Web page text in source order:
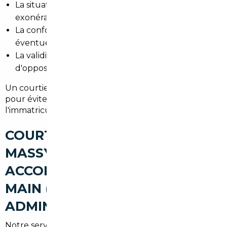
La situation TVA : véhicule intra-UE ou hors-UE,
exonération possible.
La conformité aux normes françaises (coût
éventuel des modifications).
La validité des certificats et l'absence de gage ou
d'opposition.
Un courtier local prend en charge ces vérifications
pour éviter les mauvaises surprises lors de
l'immatriculation en Essonne.
COURTIER AUTOMOBILE
MASSY : UN
ACCOMPAGNEMENT CLÉ EN
MAIN (RECHERCHE,
ADMINISTRATIF, LIVRAISON)